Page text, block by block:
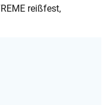
reißfest,